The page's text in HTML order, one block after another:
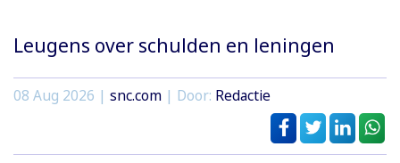
Leugens over schulden en leningen
08 Aug 2026 | snc.com | Door: Redactie